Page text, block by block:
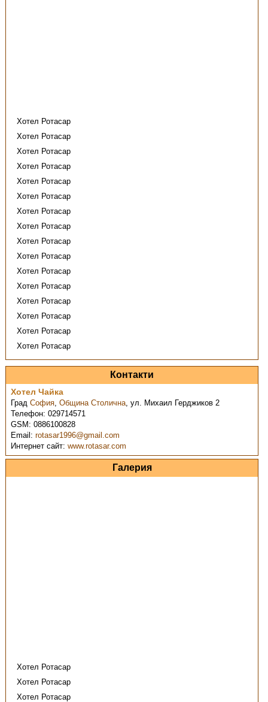
Хотел Ротасар
Хотел Ротасар
Хотел Ротасар
Хотел Ротасар
Хотел Ротасар
Хотел Ротасар
Хотел Ротасар
Хотел Ротасар
Хотел Ротасар
Хотел Ротасар
Хотел Ротасар
Хотел Ротасар
Хотел Ротасар
Хотел Ротасар
Хотел Ротасар
Хотел Ротасар
Контакти
Хотел Чайка
ГрадСофия,Община Столична,ул. Михаил Герджиков 2
Телефон:029714571
GSM:0886100828
Email:rotasar1996@gmail.com
Интернет сайт:www.rotasar.com
Галерия
Хотел Ротасар
Хотел Ротасар
Хотел Ротасар